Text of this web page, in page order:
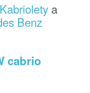
Kabriolety a
Benz
cabrio